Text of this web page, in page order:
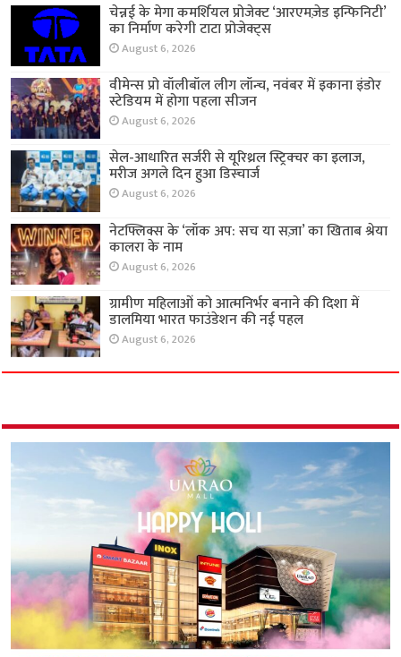
चेन्नई के मेगा कमर्शियल प्रोजेक्ट ‘आरएमज़ेड इन्फिनिटी’
का निर्माण करेगी टाटा प्रोजेक्ट्स
August 6, 2026
वीमेन्स प्रो वॉलीबॉल लीग लॉन्च, नवंबर में इकाना इंडोर
स्टेडियम में होगा पहला सीजन
August 6, 2026
सेल-आधारित सर्जरी से यूरिथ्रल स्ट्रिक्चर का इलाज,
मरीज अगले दिन हुआ डिस्चार्ज
August 6, 2026
नेटफ्लिक्स के ‘लॉक अप: सच या सज़ा’ का खिताब श्रेया
कालरा के नाम
August 6, 2026
ग्रामीण महिलाओं को आत्मनिर्भर बनाने की दिशा में
डालमिया भारत फाउंडेशन की नई पहल
August 6, 2026